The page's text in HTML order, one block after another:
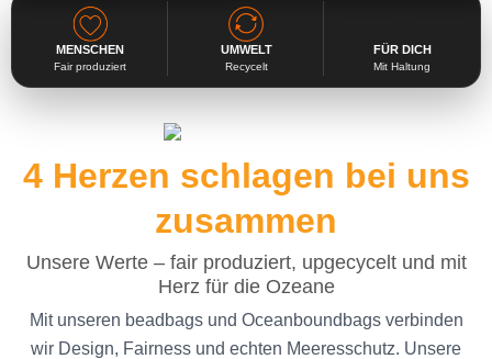
MENSCHEN
Fair produziert
UMWELT
Recycelt
FÜR DICH
Mit Haltung
4 Herzen schlagen bei uns
zusammen
Unsere Werte – fair produziert, upgecycelt und mit
Herz für die Ozeane
Mit unseren beadbags und Oceanboundbags verbinden
wir Design, Fairness und echten Meeresschutz. Unsere